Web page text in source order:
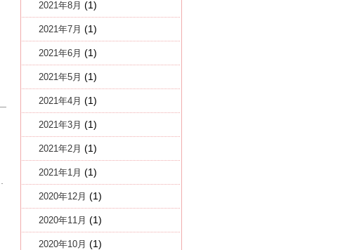
2021年8月 (1)
2021年7月 (1)
2021年6月 (1)
2021年5月 (1)
2021年4月 (1)
2021年3月 (1)
2021年2月 (1)
2021年1月 (1)
2020年12月 (1)
2020年11月 (1)
2020年10月 (1)